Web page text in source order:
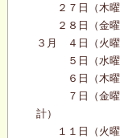
２７日（木曜
２８日（金曜
３月 ４日（火曜
５日（水曜）
６日（木曜）
７日（金曜）
計）
１１日（火曜